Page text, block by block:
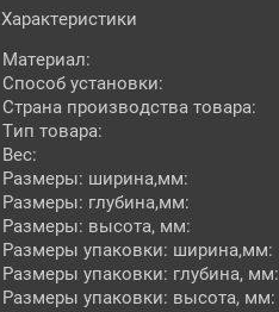
Характеристики
Материал:
Способ установки:
Страна производства товара:
Тип товара:
Вес:
Размеры: ширина,мм:
Размеры: глубина,мм:
Размеры: высота, мм:
Размеры упаковки: ширина,мм:
Размеры упаковки: глубина, мм:
Размеры упаковки: высота, мм: